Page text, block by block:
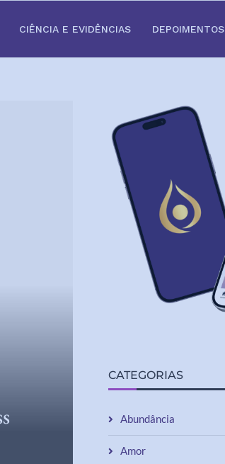
CIÊNCIA E EVIDÊNCIAS DEPOIMENTOS
CATEGORIAS
Abundância
Amor